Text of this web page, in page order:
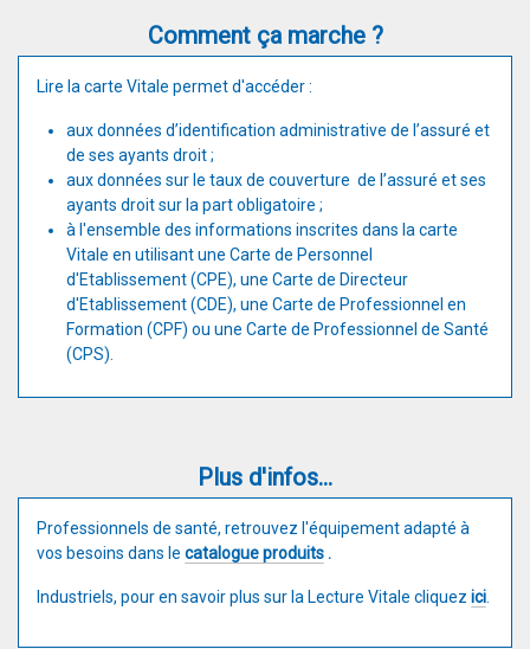
Comment ça marche ?
Lire la carte Vitale permet d'accéder :
aux données d’identification administrative de l’assuré et
de ses ayants droit ;
aux données sur le taux de couverture de l’assuré et ses
ayants droit sur la part obligatoire ;
à l'ensemble des informations inscrites dans la carte
Vitale en utilisant une Carte de Personnel
d'Etablissement (CPE), une Carte de Directeur
d'Etablissement (CDE), une Carte de Professionnel en
Formation (CPF) ou une Carte de Professionnel de Santé
(CPS).
Plus d'infos...
Professionnels de santé, retrouvez l'équipement adapté à
vos besoins dans le catalogue produits .
Industriels, pour en savoir plus sur la Lecture Vitale cliquez ici